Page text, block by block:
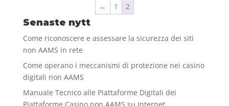
← 1 2
Senaste nytt
Come riconoscere e assessare la sicurezza dei siti
non AAMS in rete
Come operano i meccanismi di protezione nei casino
digitali non AAMS
Manuale Tecnico alle Piattaforme Digitali dei
Piattaforme Casino non AAMS su Internet